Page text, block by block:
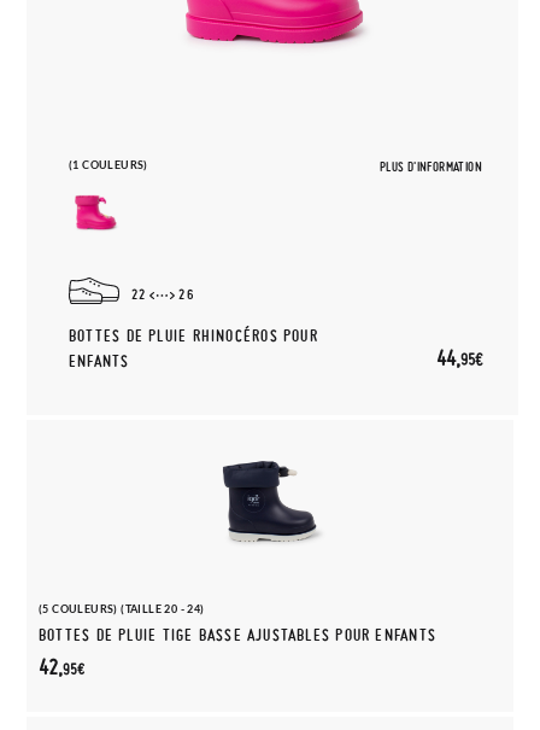
(1 COULEURS) PLUS D'INFORMATION
22 26
BOTTES DE PLUIE RHINOCÉROS POUR
ENFANTS
44,95€
(5 COULEURS) (TAILLE 20 - 24)
BOTTES DE PLUIE TIGE BASSE AJUSTABLES POUR ENFANTS
42,95€